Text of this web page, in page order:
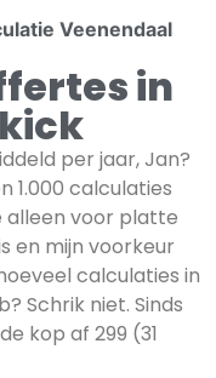
Veenendaal
in
per jaar, Jan?
1.000 calculaties
alleen voor platte
en mijn voorkeur
calculaties in
Schrik niet. Sinds
kop af 299 (31